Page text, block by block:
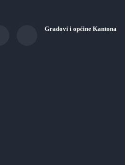
Gradovi i općine Kantona